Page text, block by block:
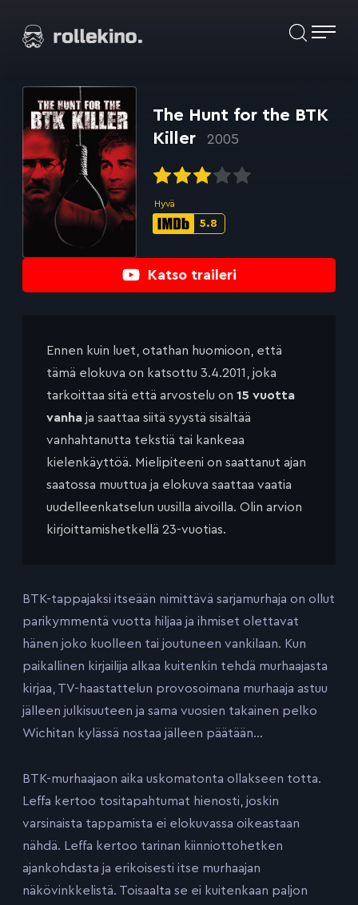
suoraan
Elokuvat ja elokuva-arviot | Rollekino.fi
jälkeen.
Katso traileri
The Hunt for the BTK
Killer
2005
Hyvä
IMDb-
5.8
Ennen kuin luet, otathan huomioon, että
tämä elokuva on katsottu 3.4.2011, joka
tarkoittaa sitä että arvostelu on 15 vuotta
vanha ja saattaa siitä syystä sisältää
vanhahtanutta tekstiä tai kankeaa
kielenkäyttöä. Mielipiteeni on saattanut ajan
saatossa muuttua ja elokuva saattaa vaatia
uudelleenkatselun uusilla aivoilla. Olin arvion
kirjoittamishetkellä 23-vuotias.
BTK-tappajaksi itseään nimittävä sarjamurhaja on ollut
parikymmentä vuotta hiljaa ja ihmiset olettavat
hänen joko kuolleen tai joutuneen vankilaan. Kun
paikallinen kirjailija alkaa kuitenkin tehdä murhaajasta
kirjaa, TV-haastattelun provosoimana murhaaja astuu
jälleen julkisuuteen ja sama vuosien takainen pelko
Wichitan kylässä nostaa jälleen päätään…
BTK-murhaajaon aika uskomatonta ollakseen totta.
Leffa kertoo tositapahtumat hienosti, joskin
varsinaista tappamista ei elokuvassa oikeastaan
nähdä. Leffa kertoo tarinan kiinniottohetken
ajankohdasta ja erikoisesti itse murhaajan
näkövinkkelistä. Toisaalta se ei kuitenkaan paljon